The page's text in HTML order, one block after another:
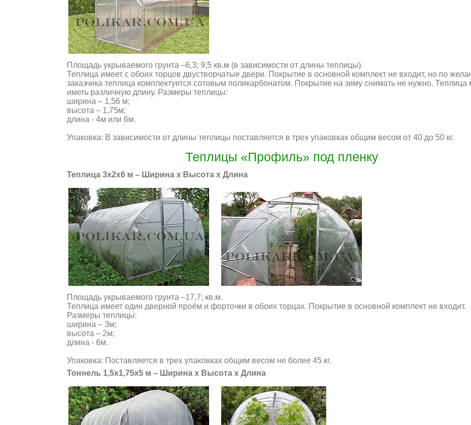
Площадь укрываемого грунта –6,3; 9,5 кв.м (в зависимости от длины теплицы).
Теплица имеет с обоих торцов двустворчатые двери. Покрытие в основной комплект не входит, но по
заказчика теплица комплектуется сотовым поликарбонатом. Покрытие на зиму снимать не нужно. Теплица
иметь различную длину. Размеры теплицы:
ширина – 1,56 м;
высота – 1,75м;
длина - 4м или 6м.
Упаковка: В зависимости от длины теплицы поставляется в трех упаковках общим весом от 40 до 50 кг.
Теплицы «Профиль» под пленку
Теплица 3х2х6 м – Ширина х Высота х Длина
Площадь укрываемого грунта –17,7; кв.м.
Теплица имеет один дверной проём и форточки в обоих торцах. Покрытие в основной комплект не входит.
Размеры теплицы:
ширина – 3м;
высота – 2м;
длина - 6м.
Упаковка: Поставляется в трех упаковках общим весом не более 45 кг.
Тоннель 1,5х1,75х5 м – Ширина х Высота х Длина